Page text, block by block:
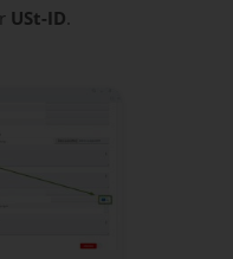
USt-ID.